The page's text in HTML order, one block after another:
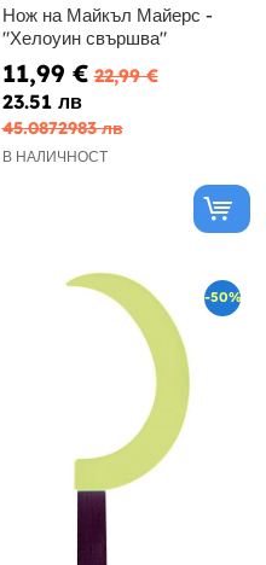
Нож на Майкъл Майерс -
"Хелоуин свършва"
11,99 € 22,99 €
23.51 лв
45.0872983 лв
В НАЛИЧНОСТ
-50%